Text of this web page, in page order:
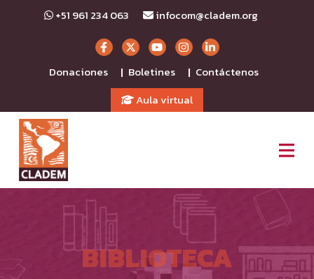
+51 961 234 063 infocom@cladem.org
Donaciones | Boletines | Contáctenos
Aula virtual
BIBLIOTECA